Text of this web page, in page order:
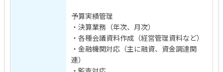
予算実績管理
・決算業務（年次、月次）
・各種会議資料作成（経営管理資料など）
・金融機関対応（主に融資、資金調達関
連）